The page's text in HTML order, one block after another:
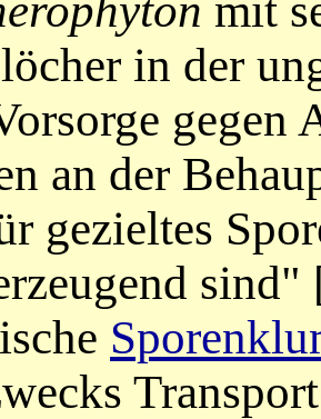
mit
in der
an der
gezieltes
sind"
Sporen